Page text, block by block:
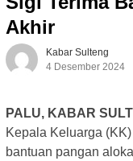
Akhir
Kabar Sulteng
4 Desember 2024
PALU, KABAR
Kepala Keluarga
bantuan pangan